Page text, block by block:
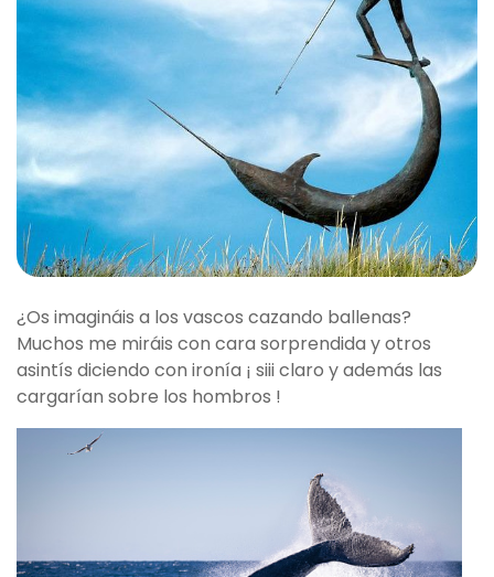
¿Os imagináis a los vascos cazando ballenas?
Muchos me miráis con cara sorprendida y otros
asintís diciendo con ironía ¡ siii claro y además las
cargarían sobre los hombros !